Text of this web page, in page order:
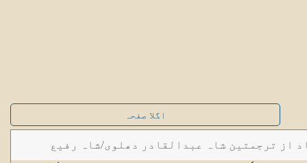
اگلا صفحہ
از ترجمتین شاہ عبدالقادر دھلوی/شاہ رفیع